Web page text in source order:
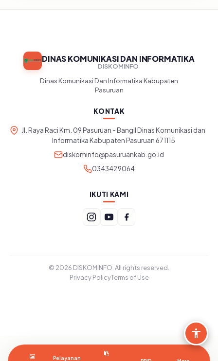
Pelayanan
DINAS KOMUNIKASI DAN INFORMATIKA
DISKOMINFO
Dinas Komunikasi Dan Informatika Kabupaten
Pasuruan
KONTAK
Jl. Raya Raci Km. 09 Pasuruan - Bangil Dinas Komunikasi dan
Informatika Kabupaten Pasuruan 671115
diskominfo@pasuruankab.go.id
0343429064
IKUTI KAMI
© 2026 DISKOMINFO. All rights reserved.
Privacy PolicyTerms of Use